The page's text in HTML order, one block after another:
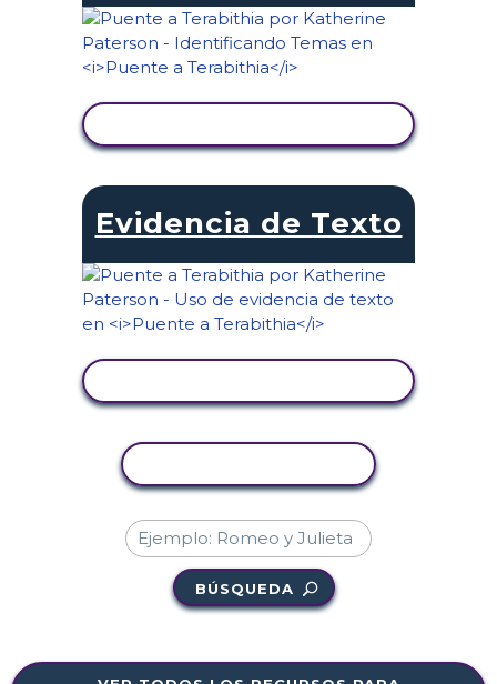
Evidencia de Texto
BÚSQUEDA